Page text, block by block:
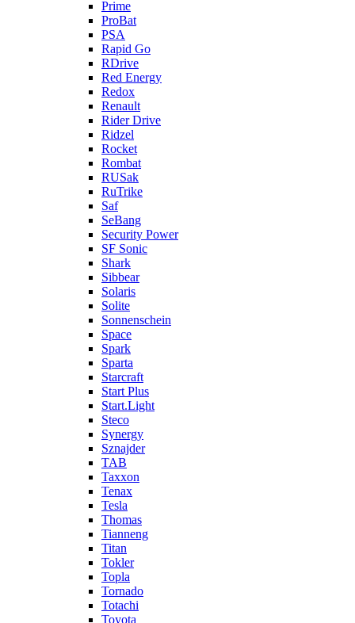
Prime
ProBat
PSA
Rapid Go
RDrive
Red Energy
Redox
Renault
Rider Drive
Ridzel
Rocket
Rombat
RUSak
RuTrike
Saf
SeBang
Security Power
SF Sonic
Shark
Sibbear
Solaris
Solite
Sonnenschein
Space
Spark
Sparta
Starcraft
Start Plus
Start.Light
Steco
Synergy
Sznajder
TAB
Taxxon
Tenax
Tesla
Thomas
Tianneng
Titan
Tokler
Topla
Tornado
Totachi
Toyota